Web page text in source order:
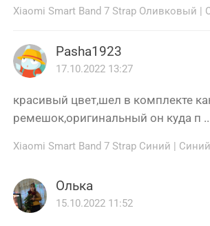
Xiaomi Smart Band 7 Strap Оливковый |
Pasha1923
17.10.2022 13:27
красивый цвет,шел в комплекте
ремешок,оригинальный он куда п
Xiaomi Smart Band 7 Strap Синий | Синий
Олька
15.10.2022 11:52